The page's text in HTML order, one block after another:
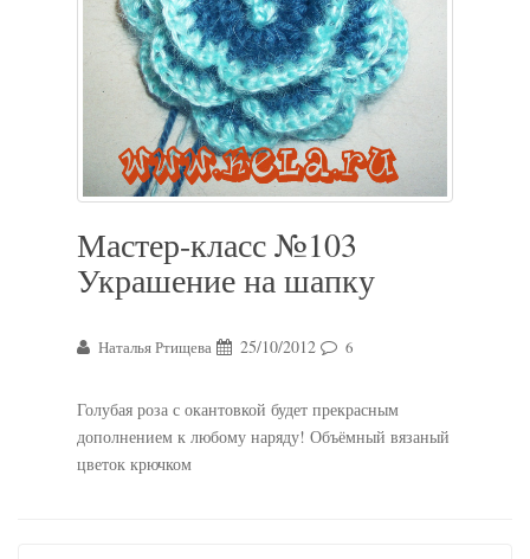
Мастер-класс №103
Украшение на шапку
Наталья Ртищева 25/10/2012 6
Голубая роза с окантовкой будет прекрасным
дополнением к любому наряду! Объёмный вязаный
цветок крючком